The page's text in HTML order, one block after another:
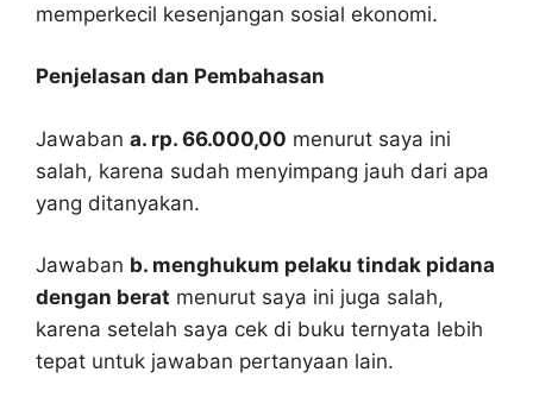
memperkecil kesenjangan sosial ekonomi.
Penjelasan dan Pembahasan
Jawaban a. rp. 66.000,00 menurut saya ini
salah, karena sudah menyimpang jauh dari apa
yang ditanyakan.
Jawaban b. menghukum pelaku tindak pidana
dengan berat menurut saya ini juga salah,
karena setelah saya cek di buku ternyata lebih
tepat untuk jawaban pertanyaan lain.